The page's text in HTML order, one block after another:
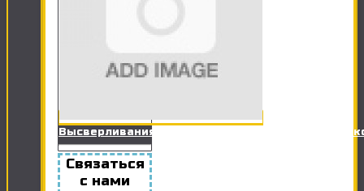
Высверливания отверстий в гипсокартоне для
Связаться
с нами